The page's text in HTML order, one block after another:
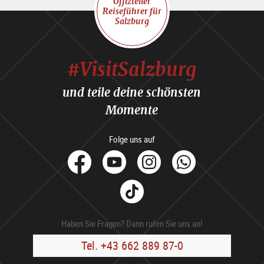
Reiseführer für
Salzburg
#VisitSalzburg
und teile deine schönsten
Momente
Folge uns auf
facebook
YoutubeInstagram
Tik
Tok
Haben Sie Fragen? Dann rufen Sie uns an!
Tel. +43 662 889 87-0